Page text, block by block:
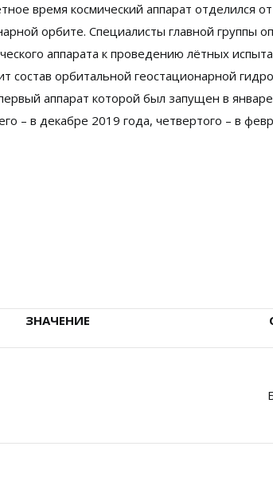
время космический аппарат отделился
орбите. Специалисты главной группы
аппарата к проведению лётных
состав орбитальной геостационарной
аппарат которой был запущен в
– в декабре 2019 года, четвертого – в
ЗНАЧЕНИЕ